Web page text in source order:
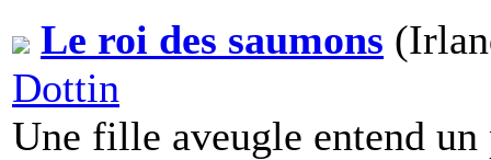
Le roi des saumons
Dottin
Une fille aveugle entend